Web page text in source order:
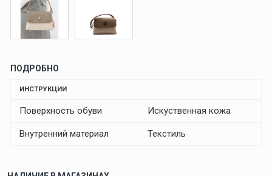
ПОДРОБНО
ИНСТРУКЦИИ
Поверхность обуви Искуственная кожа
Внутренний материал Текстиль